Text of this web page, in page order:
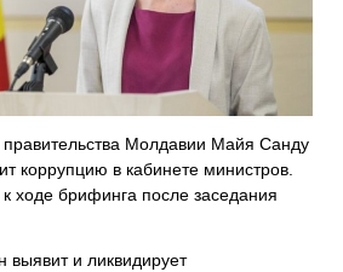
Молдавии Майя Санду
коррупцию в кабинете министров.
ходе брифинга после заседания
и ликвидирует